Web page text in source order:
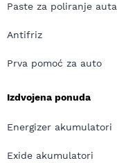
Paste za poliranje auta
Antifriz
Prva pomoć za auto
Izdvojena ponuda
Energizer akumulatori
Exide akumulatori